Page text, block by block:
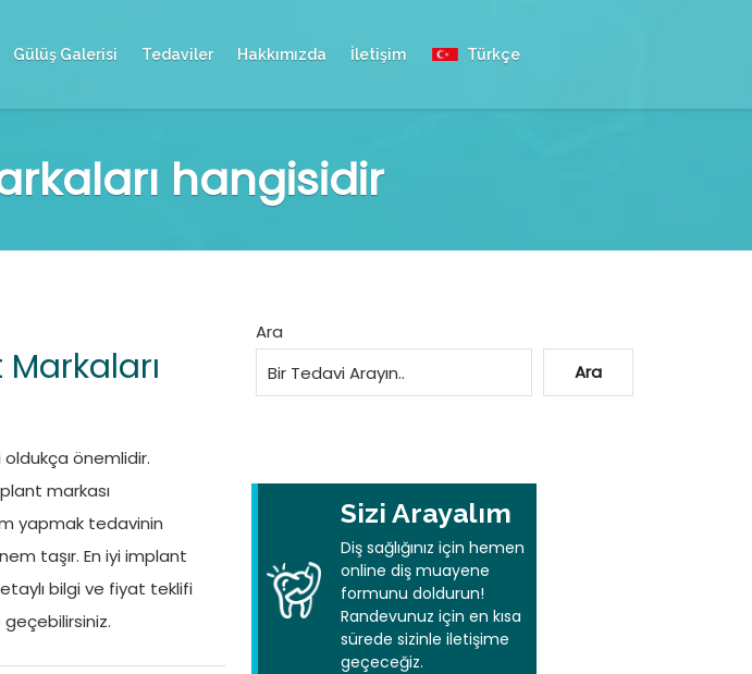
Gülüş Galerisi Tedaviler Hakkımızda İletişim Türkçe
hangisidir
oldukça önemlidir.
markası
yapmak tedavinin
taşır. En iyi implant
bilgi ve fiyat teklifi
Ara
Ara
Sizi Arayalım
Diş sağlığınız için hemen
online diş muayene
formunu doldurun!
Randevunuz için en kısa
sürede sizinle iletişime
geçeceğiz.